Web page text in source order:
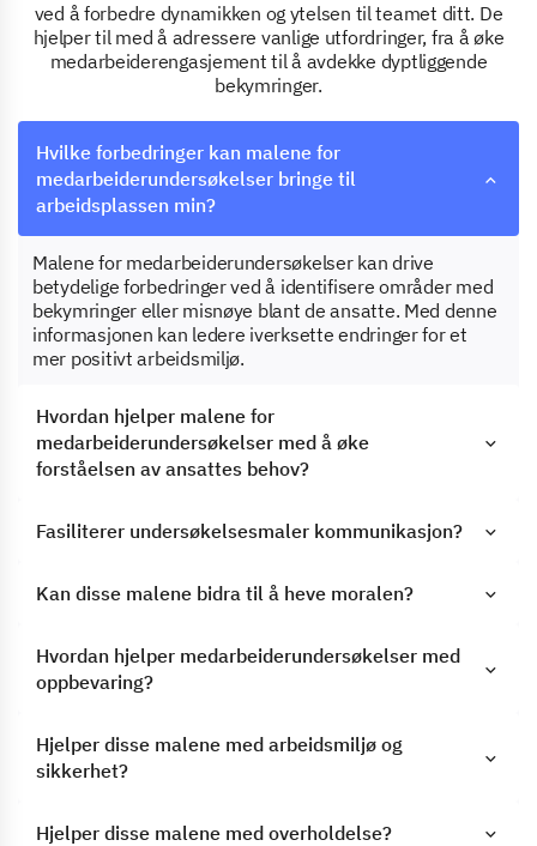
ved å forbedre dynamikken og ytelsen til teamet ditt. De
hjelper til med å adressere vanlige utfordringer, fra å øke
medarbeiderengasjement til å avdekke dyptliggende
bekymringer.
Hvilke forbedringer kan malene for
medarbeiderundersøkelser bringe til
arbeidsplassen min?
Malene for medarbeiderundersøkelser kan drive
betydelige forbedringer ved å identifisere områder med
bekymringer eller misnøye blant de ansatte. Med denne
informasjonen kan ledere iverksette endringer for et
mer positivt arbeidsmiljø.
Hvordan hjelper malene for
medarbeiderundersøkelser med å øke
forståelsen av ansattes behov?
Fasiliterer undersøkelsesmaler kommunikasjon?
Kan disse malene bidra til å heve moralen?
Hvordan hjelper medarbeiderundersøkelser med
oppbevaring?
Hjelper disse malene med arbeidsmiljø og
sikkerhet?
Hjelper disse malene med overholdelse?